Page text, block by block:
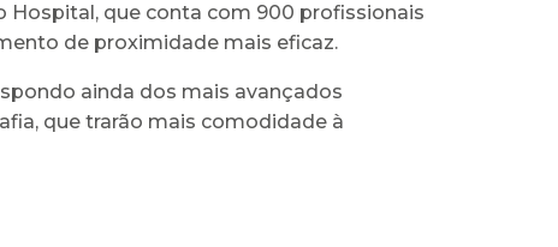
Hospital, que conta com 900 profissionais
de proximidade mais eficaz.
ainda dos mais avançados
que trarão mais comodidade à